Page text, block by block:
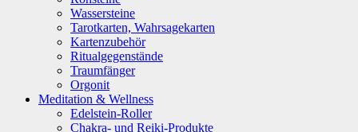
Wassersteine
Tarotkarten, Wahrsagekarten
Kartenzubehör
Ritualgegenstände
Traumfänger
Orgonit
Meditation & Wellness
Edelstein-Roller
Chakra- und Reiki-Produkte